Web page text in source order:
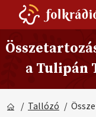
a Tulipán
/ Tallózó /